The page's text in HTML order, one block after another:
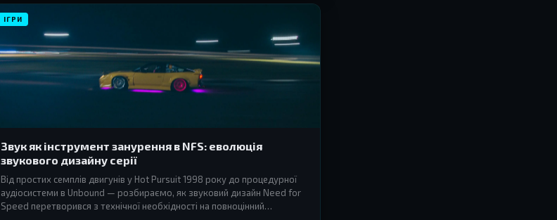
ІГРИ
Звук як інструмент занурення в NFS: еволюція
звукового дизайну серії
Від простих семплів двигунів у Hot Pursuit 1998 року до процедурної
аудіосистеми в Unbound — розбираємо, як звуковий дизайн Need for
Speed перетворився з технічної необхідності на повноцінний